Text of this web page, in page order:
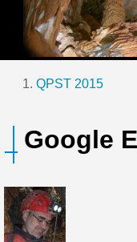
QPST 2015
Google